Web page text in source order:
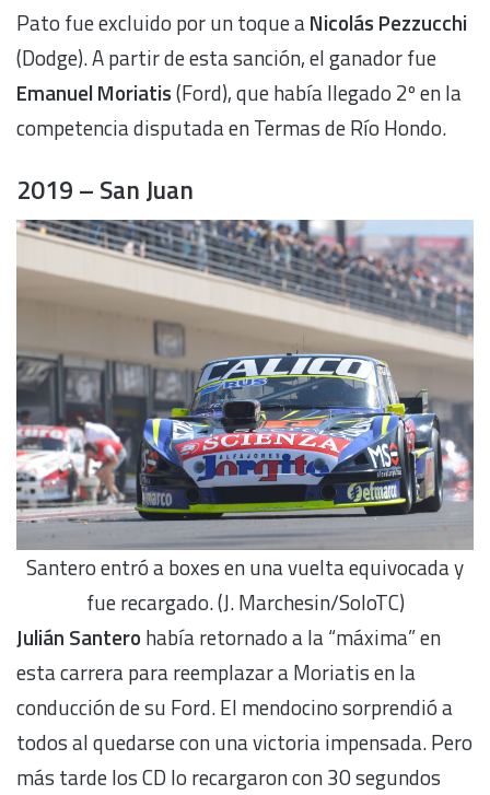
Pato fue excluido por un toque aNicolás Pezzucchi
(Dodge). A partir de esta sanción, el ganador fue
Emanuel Moriatis(Ford), que había llegado 2º en la
competencia disputada en Termas de Río Hondo.
2019 – San Juan
Santero entró a boxes en una vuelta equivocada y
fue recargado. (J. Marchesin/SoloTC)
Julián Santero había retornado a la “máxima” en
esta carrera para reemplazar a Moriatis en la
conducción de su Ford. El mendocino sorprendió a
todos al quedarse con una victoria impensada. Pero
más tarde los CD lo recargaron con 30 segundos